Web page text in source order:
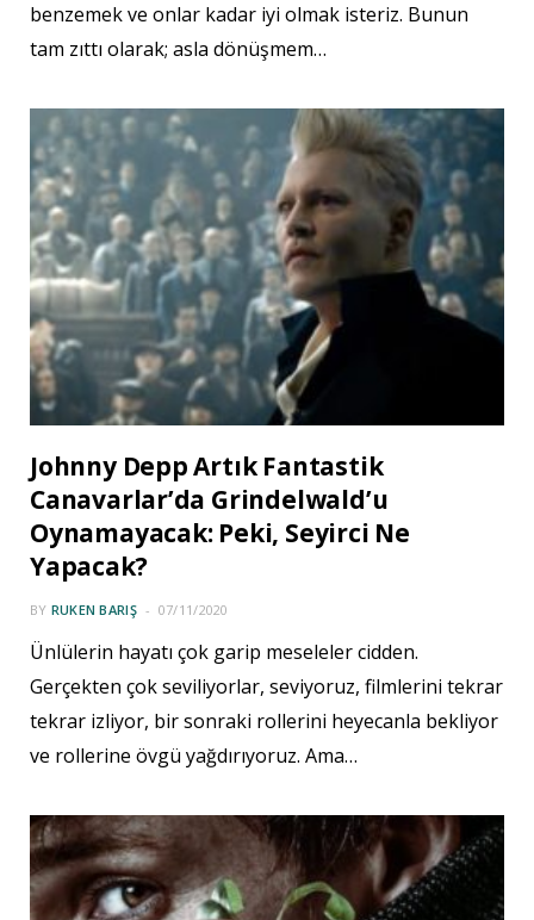
benzemek ve onlar kadar iyi olmak isteriz. Bunun
tam zıttı olarak; asla dönüşmem…
Johnny Depp Artık Fantastik
Canavarlar’da Grindelwald’u
Oynamayacak: Peki, Seyirci Ne
Yapacak?
BY RUKEN BARIŞ 07/11/2020
Ünlülerin hayatı çok garip meseleler cidden.
Gerçekten çok seviliyorlar, seviyoruz, filmlerini tekrar
tekrar izliyor, bir sonraki rollerini heyecanla bekliyor
ve rollerine övgü yağdırıyoruz. Ama…